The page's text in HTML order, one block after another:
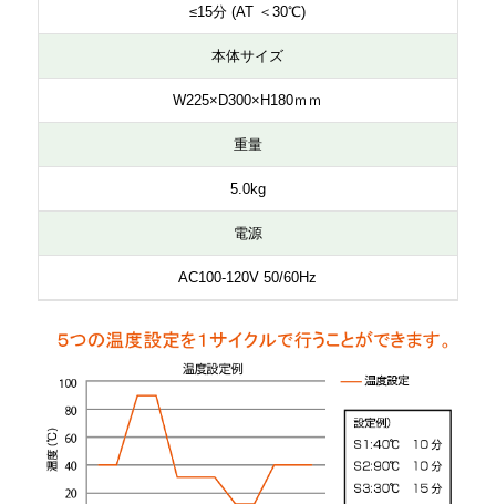
≤15分 (AT ＜30℃)
本体サイズ
W225×D300×H180ｍｍ
重量
5.0kg
電源
AC100-120V 50/60Hz